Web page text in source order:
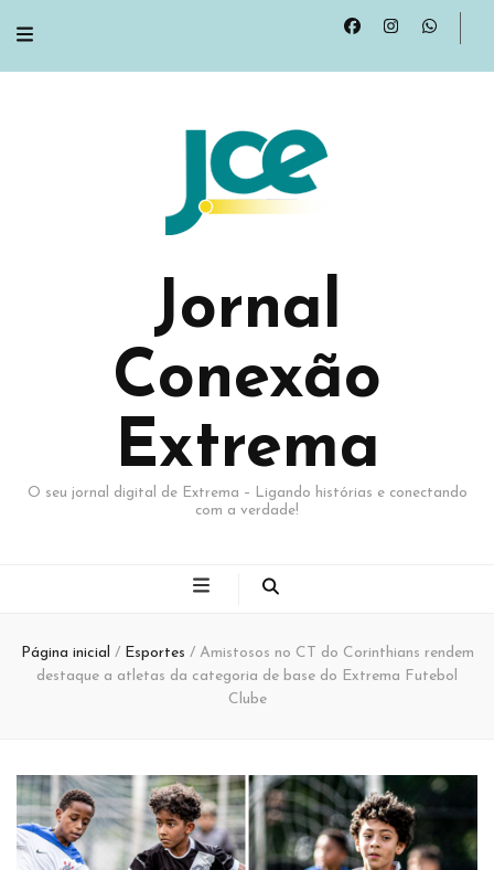
Jornal
Conexão
Extrema
O seu jornal digital de Extrema – Ligando histórias e conectando
com a verdade!
Página inicial / Esportes / Amistosos no CT do Corinthians rendem
destaque a atletas da categoria de base do Extrema Futebol
Clube